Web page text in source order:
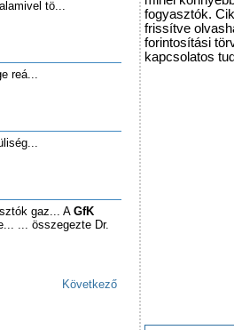
tö...
reá...
gaz... AGfK
... összegezte Dr.
Következő
fogyasztók.
frissítve
forintosítási
kapcsolatos